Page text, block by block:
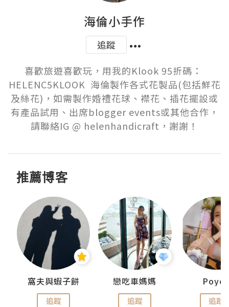
海倫小手作
追蹤
喜歡旅遊喜歡玩，用我的Klook 95折碼：
HELENC5KLOOK  海倫製作各式花製品(包括鮮花
及絲花)，如需製作婚禮花球、襟花、插花擺設或
有產品試用、出席blogger events或其他合作，
請聯絡IG @ helenhandicraft，謝謝！
推薦博客
窩夫與蝦子餅
追蹤
戀吃車媽媽
追蹤 追蹤